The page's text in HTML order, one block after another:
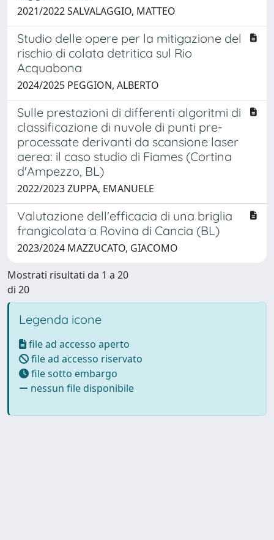
2021/2022 SALVALAGGIO, MATTEO
Studio delle opere per la mitigazione del
rischio di colata detritica sul Rio
Acquabona
2024/2025 PEGGION, ALBERTO
Sulle prestazioni di differenti algoritmi di
classificazione di nuvole di punti pre-
processate derivanti da scansione laser
aerea: il caso studio di Fiames (Cortina
d'Ampezzo, BL)
2022/2023 ZUPPA, EMANUELE
Valutazione dell'efficacia di una briglia
frangicolata a Rovina di Cancia (BL)
2023/2024 MAZZUCATO, GIACOMO
Mostrati risultati da 1 a 20
di 20
Legenda icone
file ad accesso aperto
file ad accesso riservato
file sotto embargo
nessun file disponibile